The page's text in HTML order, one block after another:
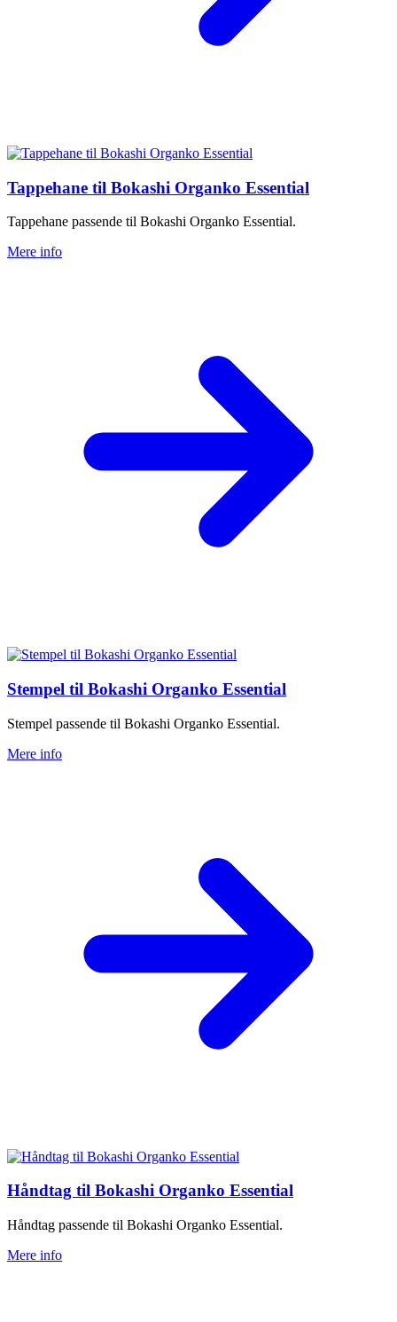
Tappehane til Bokashi Organko Essential
Tappehane passende til Bokashi Organko Essential.
Mere info
Stempel til Bokashi Organko Essential
Stempel passende til Bokashi Organko Essential.
Mere info
Håndtag til Bokashi Organko Essential
Håndtag passende til Bokashi Organko Essential.
Mere info